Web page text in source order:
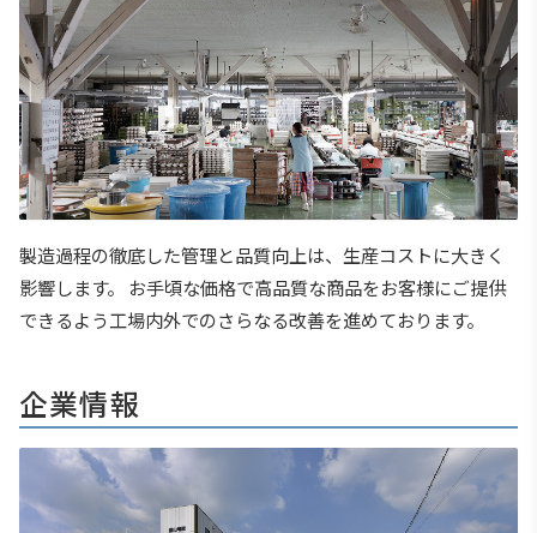
製造過程の徹底した管理と品質向上は、生産コストに大きく
影響します。 お手頃な価格で高品質な商品をお客様にご提供
できるよう工場内外でのさらなる改善を進めております。
企業情報